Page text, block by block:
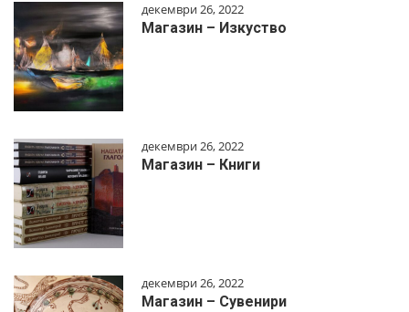
декември 26, 2022
Магазин – Изкуство
декември 26, 2022
Магазин – Книги
декември 26, 2022
Магазин – Сувенири